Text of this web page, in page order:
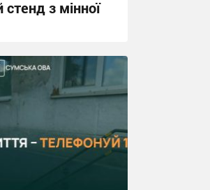
стенд з мінної